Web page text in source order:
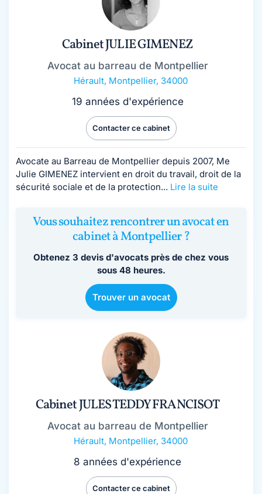
Cabinet JULIE GIMENEZ
Avocat au barreau de Montpellier
Hérault, Montpellier, 34000
19 années d'expérience
Contacter ce cabinet
Avocate au Barreau de Montpellier depuis 2007, Me
Julie GIMENEZ intervient en droit du travail, droit de la
sécurité sociale et de la protection... Lire la suite
Vous souhaitez rencontrer un avocat en
cabinet à Montpellier ?
Obtenez 3 devis d'avocats près de chez vous
sous 48 heures.
Trouver un avocat
Cabinet JULES TEDDY FRANCISOT
Avocat au barreau de Montpellier
Hérault, Montpellier, 34000
8 années d'expérience
Contacter ce cabinet